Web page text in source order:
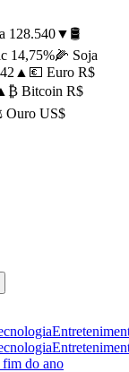
128.540▼🛢️
14,75%🌽 Soja
▲💶 Euro R$
₿ Bitcoin R$
US$
fim do ano